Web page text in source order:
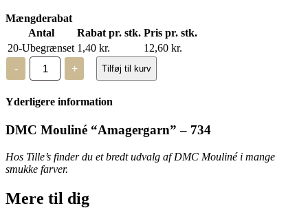
Mængderabat
Antal
Rabat pr. stk. Pris pr. stk.
20-Ubegrænset 1,40 kr. 12,60 kr.
-
DMC
Mouliné,
“Amagergarn”
734
+ Tilføj til kurv
Yderligere information
DMC Mouliné “Amagergarn” – 734
Hos Tille’s finder du et bredt udvalg af DMC Mouliné i mange
smukke farver.
Mere til dig